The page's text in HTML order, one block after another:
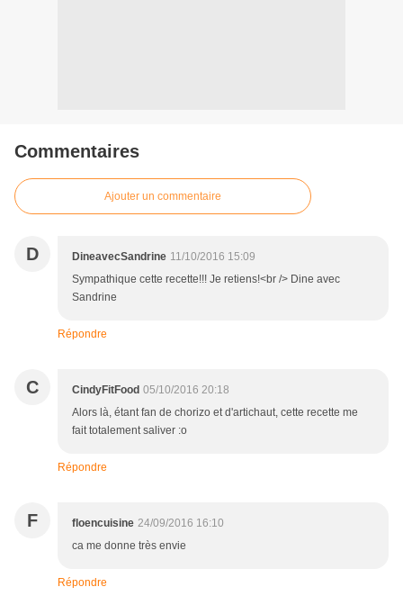
Commentaires
Ajouter un commentaire
D DineavecSandrine 11/10/2016 15:09
Sympathique cette recette!!! Je retiens!<br /> Dine avec
Sandrine
Répondre
C CindyFitFood 05/10/2016 20:18
Alors là, étant fan de chorizo et d'artichaut, cette recette me
fait totalement saliver :o
Répondre
F floencuisine 24/09/2016 16:10
ca me donne très envie
Répondre